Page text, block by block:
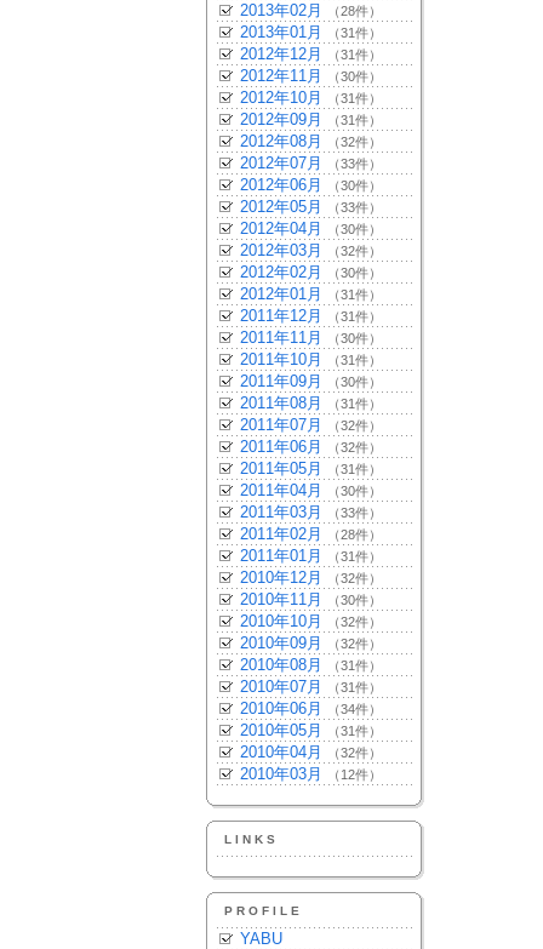
2013年02月 （28件）
2013年01月 （31件）
2012年12月 （31件）
2012年11月 （30件）
2012年10月 （31件）
2012年09月 （31件）
2012年08月 （32件）
2012年07月 （33件）
2012年06月 （30件）
2012年05月 （33件）
2012年04月 （30件）
2012年03月 （32件）
2012年02月 （30件）
2012年01月 （31件）
2011年12月 （31件）
2011年11月 （30件）
2011年10月 （31件）
2011年09月 （30件）
2011年08月 （31件）
2011年07月 （32件）
2011年06月 （32件）
2011年05月 （31件）
2011年04月 （30件）
2011年03月 （33件）
2011年02月 （28件）
2011年01月 （31件）
2010年12月 （32件）
2010年11月 （30件）
2010年10月 （32件）
2010年09月 （32件）
2010年08月 （31件）
2010年07月 （31件）
2010年06月 （34件）
2010年05月 （31件）
2010年04月 （32件）
2010年03月 （12件）
LINKS
PROFILE
YABU